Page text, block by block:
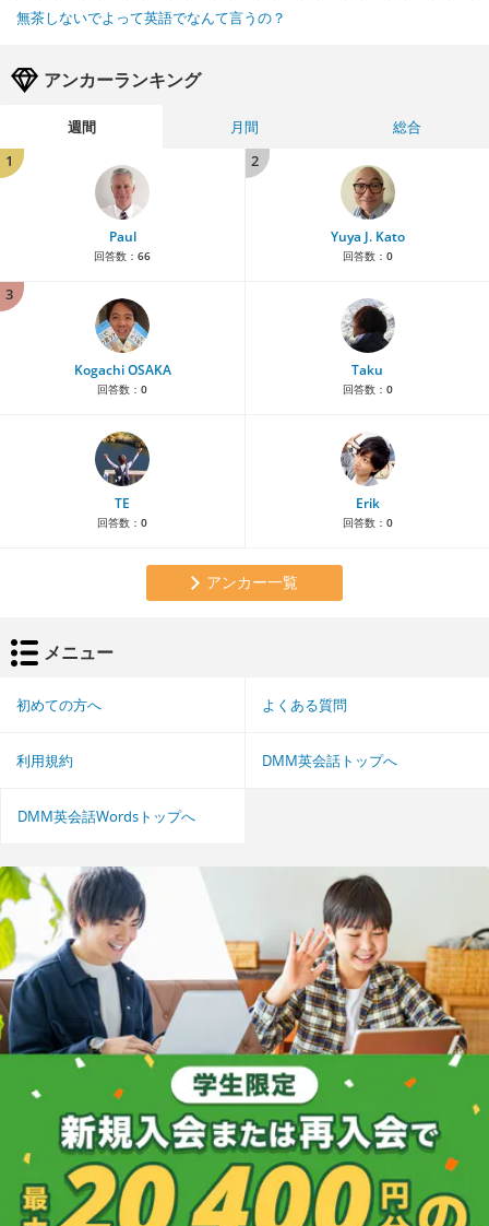
無茶しないでよって英語でなんて言うの？
アンカーランキング
週間 月間
総合
1
Paul
回答数： 66
2
Yuya J. Kato
回答数： 0
3
Kogachi OSAKA
回答数： 0
Taku
回答数： 0
TE
回答数： 0
Erik
回答数： 0
アンカー一覧
メニュー
初めての方へ よくある質問
利用規約 DMM英会話トップへ
DMM英会話Wordsトップへ